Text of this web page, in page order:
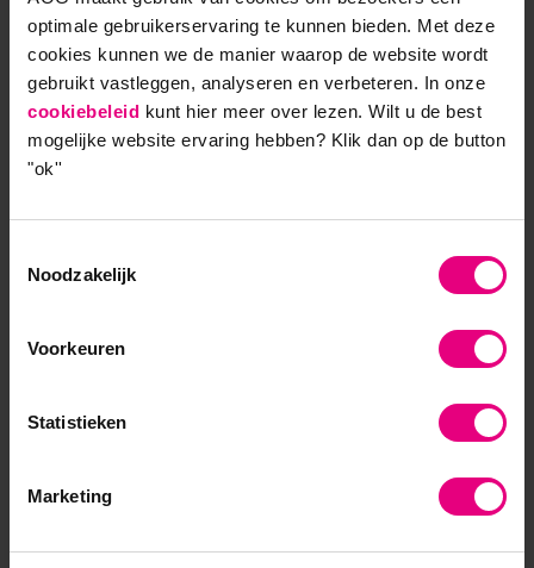
optimale gebruikerservaring te kunnen bieden. Met deze
cookies kunnen we de manier waarop de website wordt
gebruikt vastleggen, analyseren en verbeteren. In onze
cookiebeleid kunt hier meer over lezen. Wilt u de best
mogelijke website ervaring hebben? Klik dan op de button
"ok''
Noodzakelijk
Voorkeuren
Statistieken
Marketing
plek te stappen. Je registreert je eigen gevoelens
van irritatie of angst en herkent je eigen magische
beweging. Je blijft echter geduldig in contact met
jezelf en je opdrachtgever. Vragen stellend,
mogelijkheden testend of gewoon zwijgend: wie
wordt hier sterker van, wie niet? Loyaliteit aan het
Te makkelijk om waar te zijn, of te waar om